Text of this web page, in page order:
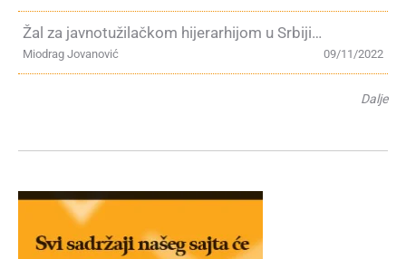
Žal za javnotužilačkom hijerarhijom u Srbiji…
09/11/2022
Miodrag Jovanović
Dalje